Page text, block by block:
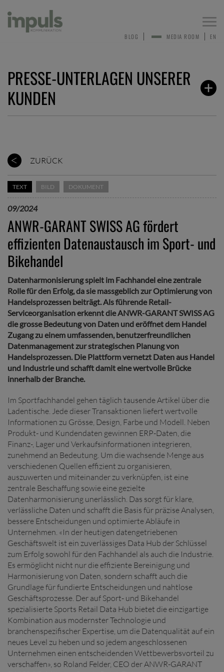
EN
MEDIA ROOM
BLOG
PRESSE-UNTERLAGEN UNSERER
KUNDEN
ZURÜCK
TEXT BILD DOKUMENT
09/2024
ANWR-GARANT SWISS AG fördert
effizienten Datenaustausch im Sport- und
Bikehandel
Datenharmonisierung spielt im Fachhandel eine zentrale
Rolle für den Erfolg, da sie massgeblich zur Optimierung von
Handelsprozessen beiträgt. Als führende Retail-
Serviceorganisation erkennt die ANWR-GARANT SWISS AG
die grosse Bedeutung von Daten und eröffnet dem Handel
Zugang zu einem umfassenden, benutzerfreundlichen
Datenmanagement zur strategischen Planung von
Handelsprozessen. Die Plattform vernetzt Daten aus Handel
und Industrie und schafft damit eine wertvolle Brücke
innerhalb der Branche.
Im Sportfachhandel gehen täglich tausende Artikel über die
Ladentische. Jede dieser Transaktionen liefert wertvolle
Informationen zu Grösse, Design, Farbe und Modell. Neben
Produkt- und Kundendaten gewinnen ERP-Daten, die
Finanz-, Lager und Verkaufsinformationen integrieren,
zunehmend an Bedeutung. Um die wachsende Menge aus
verschiedenen Quellen effizient zu organisieren,
auszuwerten und miteinander zu verknüpfen, ist eine
zentrale Beschaffung sowie eine gezielte
Datenharmonisierung unerlässlich. Das sorgt für klare,
verlässliche Daten und schafft die Basis für präzise Analysen,
bessere Entscheidungen und optimierte Abläufe in
Unternehmen. «In der heutigen datengetriebenen
Geschäftswelt ist ein zuverlässiges Data Hub der Schlüssel
zum Erfolg sowohl für den Fachhandel als auch die Industrie.
Es ermöglicht nicht nur die effiziente Bereinigung und
Harmonisierung von Daten, sondern schafft auch die
Grundlage für fundierte Entscheidungen und nahtlose
Geschäftsprozesse. Der auf Sport- und Bikehandel
spezialisierte Sports Retail Data Hub bietet die einzigartige
Kombination aus modernster Technologie und
branchenspezifischer Expertise, um die Datenqualität auf ein
neues Level zu heben und so jedem angeschlossenen
Unternehmen einen entscheidenden Wettbewerbsvorteil zu
verschaffen», so Roland Felder, CEO der ANWR-GARANT